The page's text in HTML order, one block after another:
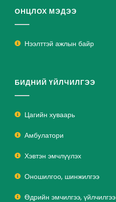
ОНЦЛОХ МЭДЭЭ
Нээлттэй ажлын байр
БИДНИЙ ҮЙЛЧИЛГЭЭ
Цагийн хуваарь
Амбулатори
Хэвтэн эмчлүүлэх
Оношилгоо, шинжилгээ
Өдрийн эмчилгээ, үйлчилгээ